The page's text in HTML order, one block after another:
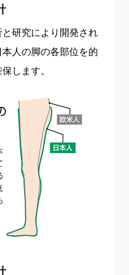
研究により開発され
人の脚の各部位を的
します。